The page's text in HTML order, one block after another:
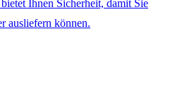
Ihnen Sicherheit, damit Sie
ausliefern können.